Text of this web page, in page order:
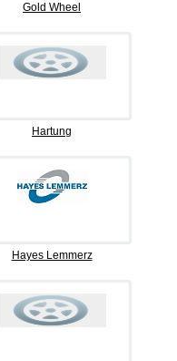
Gold Wheel
Hartung
Hayes Lemmerz